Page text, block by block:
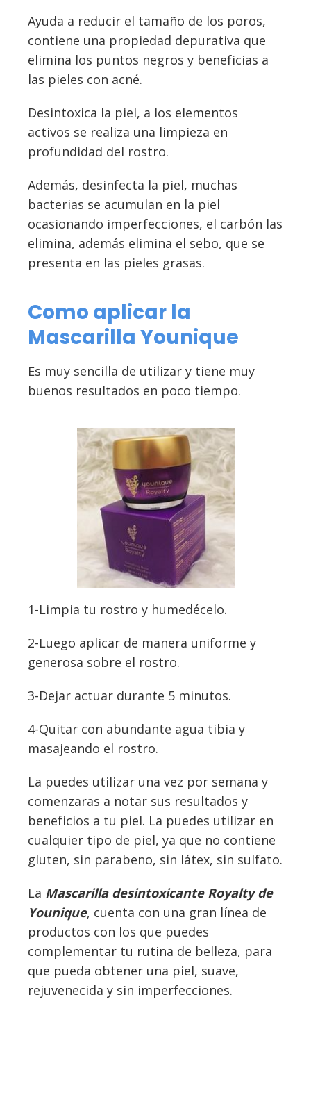
Ayuda a reducir el tamaño de los poros,
contiene una propiedad depurativa que
elimina los puntos negros y beneficias a
las pieles con acné.
Desintoxica la piel, a los elementos
activos se realiza una limpieza en
profundidad del rostro.
Además, desinfecta la piel, muchas
bacterias se acumulan en la piel
ocasionando imperfecciones, el carbón las
elimina, además elimina el sebo, que se
presenta en las pieles grasas.
Como aplicar la
Mascarilla Younique
Es muy sencilla de utilizar y tiene muy
buenos resultados en poco tiempo.
1-Limpia tu rostro y humedécelo.
2-Luego aplicar de manera uniforme y
generosa sobre el rostro.
3-Dejar actuar durante 5 minutos.
4-Quitar con abundante agua tibia y
masajeando el rostro.
La puedes utilizar una vez por semana y
comenzaras a notar sus resultados y
beneficios a tu piel. La puedes utilizar en
cualquier tipo de piel, ya que no contiene
gluten, sin parabeno, sin látex, sin sulfato.
La Mascarilla desintoxicante Royalty de
Younique, cuenta con una gran línea de
productos con los que puedes
complementar tu rutina de belleza, para
que pueda obtener una piel, suave,
rejuvenecida y sin imperfecciones.